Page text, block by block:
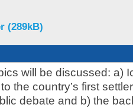
(289kB)
will be discussed: a)
the country’s first
debate and b) the